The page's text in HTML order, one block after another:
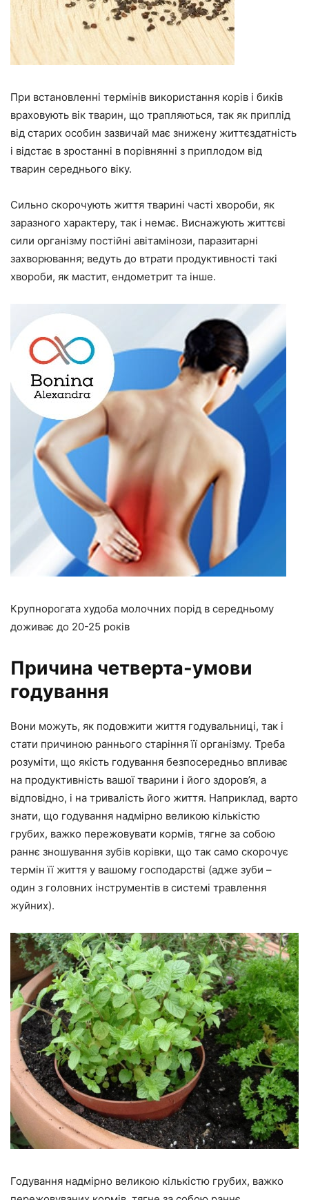
При встановленні термінів використання корів і биків
враховують вік тварин, що трапляються, так як приплід
від старих особин зазвичай має знижену життєздатність
і відстає в зростанні в порівнянні з приплодом від
тварин середнього віку.
Сильно скорочують життя тварині часті хвороби, як
заразного характеру, так і немає. Виснажують життєві
сили організму постійні авітамінози, паразитарні
захворювання; ведуть до втрати продуктивності такі
хвороби, як мастит, ендометрит та інше.
Крупнорогата худоба молочних порід в середньому
доживає до 20-25 років
Причина четверта-умови
годування
Вони можуть, як подовжити життя годувальниці, так і
стати причиною раннього старіння її організму. Треба
розуміти, що якість годування безпосередньо впливає
на продуктивність вашої тварини і його здоров’я, а
відповідно, і на тривалість його життя. Наприклад, варто
знати, що годування надмірно великою кількістю
грубих, важко пережовувати кормів, тягне за собою
раннє зношування зубів корівки, що так само скорочує
термін її життя у вашому господарстві (адже зуби –
один з головних інструментів в системі травлення
жуйних).
Годування надмірно великою кількістю грубих, важко